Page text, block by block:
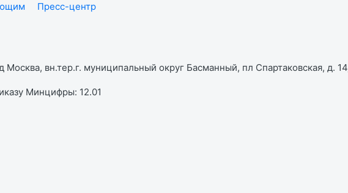
Пресс-центр
вн.тер.г. муниципальный округ Басманный, пл Спартаковская, д.
Минцифры: 12.01